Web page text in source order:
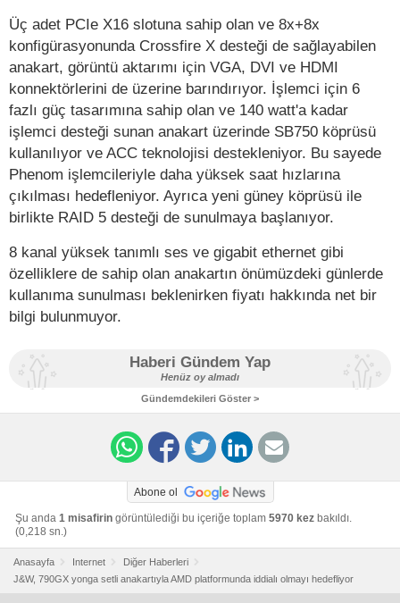
Üç adet PCIe X16 slotuna sahip olan ve 8x+8x
konfigürasyonunda Crossfire X desteği de sağlayabilen
anakart, görüntü aktarımı için VGA, DVI ve HDMI
konnektörlerini de üzerine barındırıyor. İşlemci için 6
fazlı güç tasarımına sahip olan ve 140 watt'a kadar
işlemci desteği sunan anakart üzerinde SB750 köprüsü
kullanılıyor ve ACC teknolojisi destekleniyor. Bu sayede
Phenom işlemcileriyle daha yüksek saat hızlarına
çıkılması hedefleniyor. Ayrıca yeni güney köprüsü ile
birlikte RAID 5 desteği de sunulmaya başlanıyor.
8 kanal yüksek tanımlı ses ve gigabit ethernet gibi
özelliklere de sahip olan anakartın önümüzdeki günlerde
kullanıma sunulması beklenirken fiyatı hakkında net bir
bilgi bulunmuyor.
Haberi Gündem Yap
Henüz oy almadı
Gündemdekileri Göster >
Abone ol
Şu anda 1 misafirin görüntülediği bu içeriğe toplam 5970 kez bakıldı.
(0,218 sn.)
Anasayfa Internet
Diğer Haberleri
J&W, 790GX yonga setli anakartıyla AMD platformunda iddialı olmayı hedefliyor